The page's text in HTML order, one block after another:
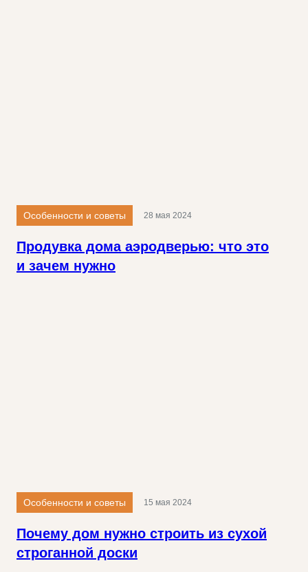
Особенности и советы
Продувка дома аэродверью: что это
и зачем нужно
28 мая 2024
Особенности и советы
Почему дом нужно строить из сухой
строганной доски
15 мая 2024